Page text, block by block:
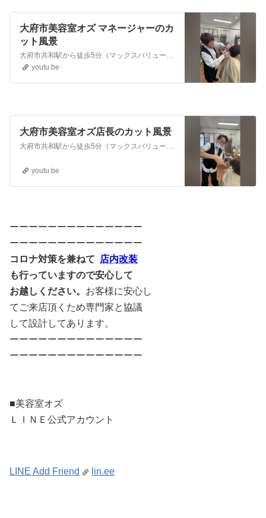
大府市美容室オズ マネージャーのカ
ット風景
大府市共和駅から徒歩5分（マックスバリュー大府店近くにある美容院）『美容室オズ』は■50代以上の女性にヘアカット、ヘアカラーが人気のヘアサロン■です。白髪染め、パーマ、トリートメントも得意です。共和駅近くで夫婦で35年以上続けています。#美容室オズ #大府市共和 #美容院 #白髪染め #カラー #カット #パーマ
youtu.be
大府市美容室オズ店長のカット風景
youtu.be
ーーーーーーーーーーーーーー
ーーーーーーーーーーーーーー
コロナ対策を兼ねて
店内改装
も行っていますので安心して
お越しください。 お客様に安心し
てご来店頂くため専門家と協議
して設計してあります。
ーーーーーーーーーーーーーー
ーーーーーーーーーーーーーー
■美容室オズ
ＬＩＮＥ公式アカウント
LINE Add Friend lin.ee